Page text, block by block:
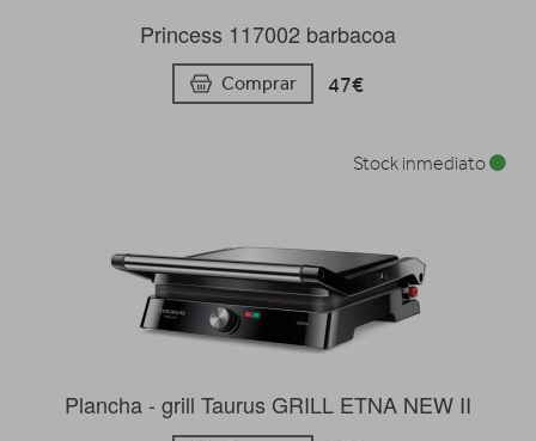
Princess 117002 barbacoa
Comprar 47€
Plancha - grill Taurus GRILL ETNA NEW II
Stock inmediato